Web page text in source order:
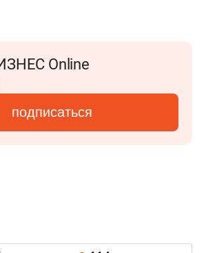
Online
подписаться